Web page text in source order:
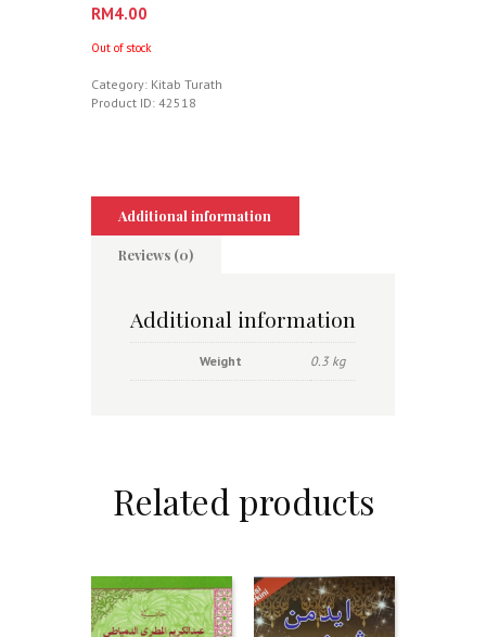
RM4.00
Out of stock
Category: Kitab Turath
Product ID: 42518
Additional information
Reviews (0)
Additional information
Weight 0.3 kg
Related products